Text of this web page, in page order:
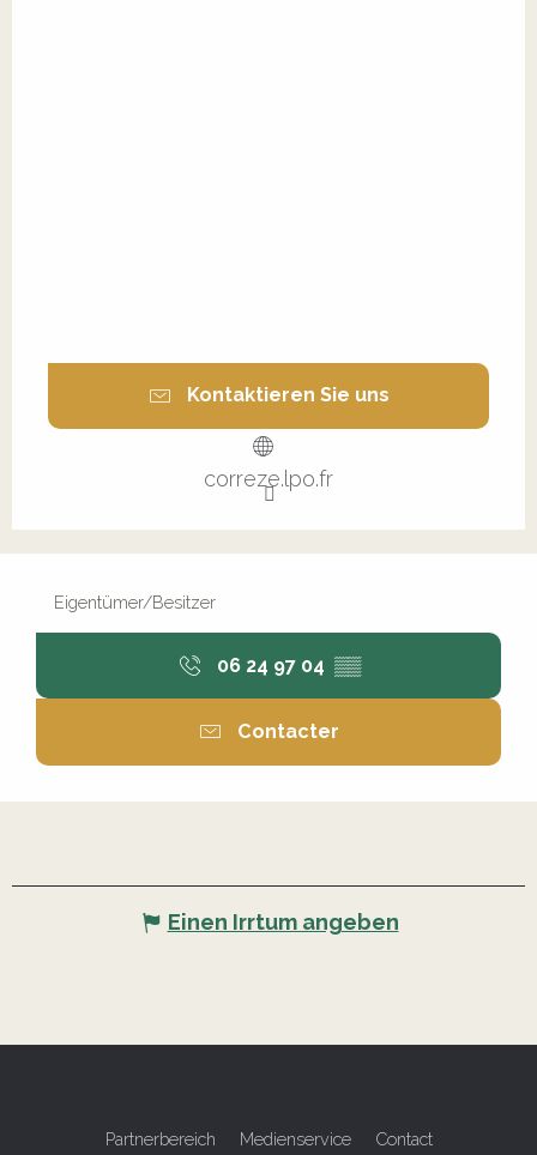
Kontaktieren Sie uns
correze.lpo.fr
Eigentümer/Besitzer
06 24 97 04 ▒▒
Contacter
Einen Irrtum angeben
Partnerbereich Medienservice Contact